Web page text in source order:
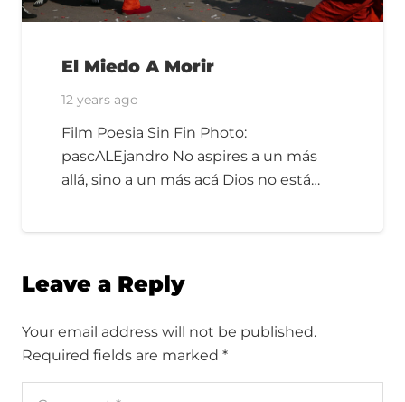
El Miedo A Morir
12 years ago
Film Poesia Sin Fin Photo:
pascALEjandro No aspires a un más
allá, sino a un más acá Dios no está…
Leave a Reply
Your email address will not be published.
Required fields are marked *